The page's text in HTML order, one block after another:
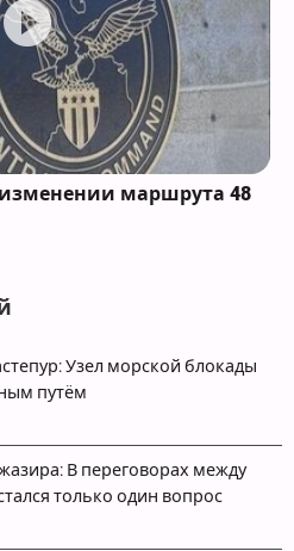
изменении маршрута 48
Узел морской блокады
путём
В переговорах между
только один вопрос